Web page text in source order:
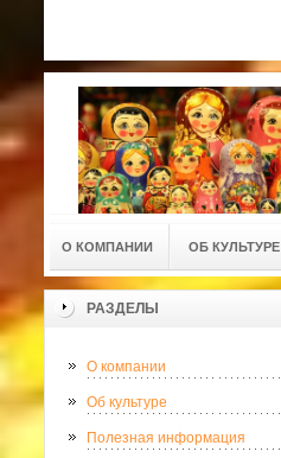
О КОМПАНИИ ОБ КУЛЬТУРЕ
РАЗДЕЛЫ
О компании
Об культуре
Полезная информация